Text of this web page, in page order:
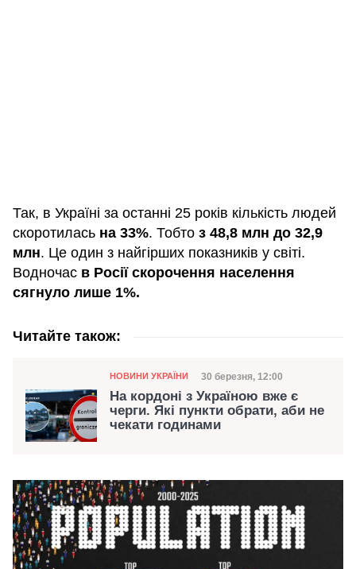
Так, в Україні за останні 25 років кількість людей
скоротилась на 33%. Тобто з 48,8 млн до 32,9
млн. Це один з найгірших показників у світі.
Водночас в Росії скорочення населення
сягнуло лише 1%.
Читайте також:
Категорія
НОВИНИ УКРАЇНИ Дата публікації
30 березня, 12:00
На кордоні з Україною вже є
черги. Які пункти обрати, аби не
чекати годинами